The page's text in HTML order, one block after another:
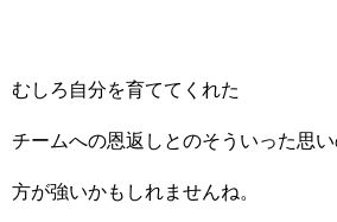
むしろ自分を育ててくれた
チームへの恩返しとのそういった思
方が強いかもしれませんね。